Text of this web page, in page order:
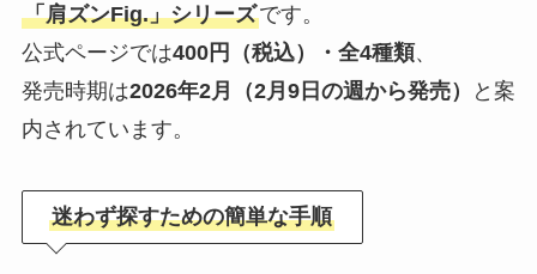
「肩ズンFig.」シリーズです。
公式ページでは400円（税込）・全4種類、
発売時期は2026年2月（2月9日の週から発売）
と案
内されています。
迷わず探すための簡単な手順